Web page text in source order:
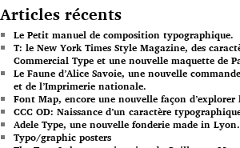
Articles récents
Le Petit manuel de composition typographique.
T: le New York Times Style Magazine, des
Commercial Type et une nouvelle maquette de
Le Faune d’Alice Savoie, une nouvelle
et de l’Imprimerie nationale.
Font Map, encore une nouvelle façon d’explorer
CCC OD: Naissance d’un caractère
Adele Type, une nouvelle fonderie made in Lyon.
Typo/graphic posters